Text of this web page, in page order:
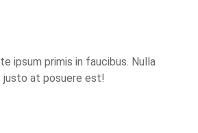
ipsum primis in faucibus. Nulla
justo at posuere est!